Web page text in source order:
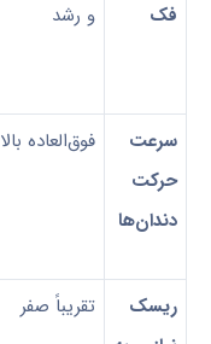
فک
و رشد
سرعت
حرکت
دندان‌ها
فوق‌العاده بالا
ریسک
تقریباً صفر